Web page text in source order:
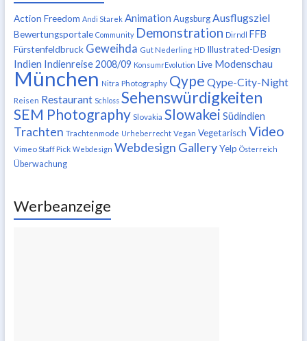
Action Freedom Andi Starek Animation Augsburg Ausflugsziel
Bewertungsportale Community Demonstration Dirndl FFB
Fürstenfeldbruck Geweihda Gut Nederling HD Illustrated-Design
Indien Indienreise 2008/09 KonsumrEvolution Live Modenschau
München Nitra Photography Qype Qype-City-Night
Reisen Restaurant Schloss Sehenswürdigkeiten
SEM Photography Slovakia Slowakei Südindien
Trachten Trachtenmode Urheberrecht Vegan Vegetarisch Video
Vimeo Staff Pick Webdesign Webdesign Gallery Yelp Österreich
Überwachung
Werbeanzeige